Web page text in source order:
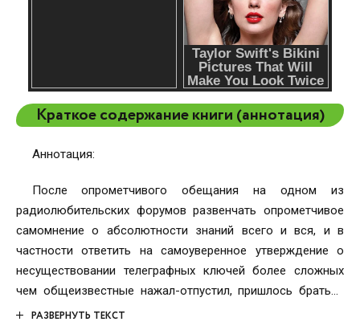
Краткое содержание книги (аннотация)
Аннотация:
После опрометчивого обещания на одном из
радиолюбительских форумов развенчать опрометчивое
самомнение о абсолютности знаний всего и вся, и в
частности ответить на самоуверенное утверждение о
несуществовании телеграфных ключей более сложных
чем общеизвестные нажал-отпустил, пришлось браться
за выполнение обещанного обзора. Настал вечер.
РАЗВЕРНУТЬ ТЕКСТ